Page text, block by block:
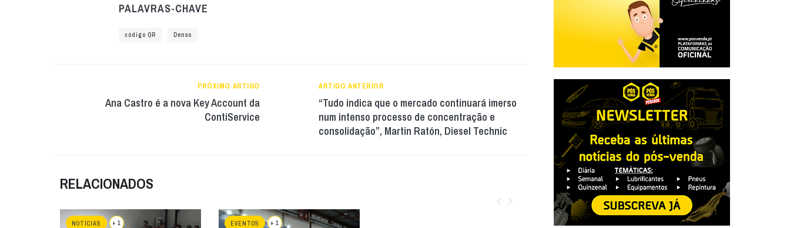
PALAVRAS-CHAVE
código QR Denso
PRÓXIMO ARTIGO
Ana Castro é a nova Key Account da
ContiService
ARTIGO ANTERIOR
“Tudo indica que o mercado continuará imerso
num intenso processo de concentração e
consolidação”, Martin Ratón, Diesel Technic
RELACIONADOS
NOTÍCIAS + 1 EVENTOS + 1